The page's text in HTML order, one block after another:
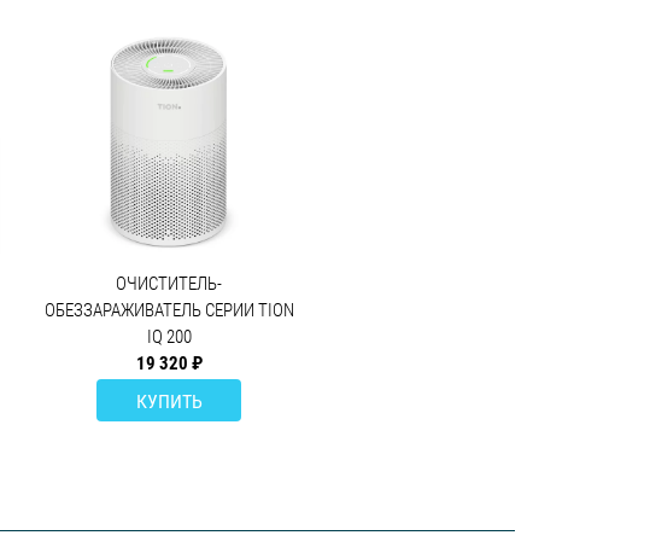
ОЧИСТИТЕЛЬ-
ОБЕЗЗАРАЖИВАТЕЛЬ СЕРИИ TION
IQ 200
19 320 ₽
КУПИТЬ